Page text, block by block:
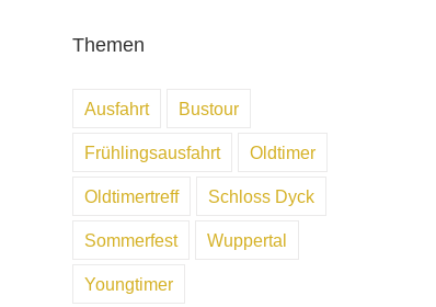
Themen
Ausfahrt Bustour
Frühlingsausfahrt Oldtimer
Oldtimertreff Schloss Dyck
Sommerfest Wuppertal
Youngtimer